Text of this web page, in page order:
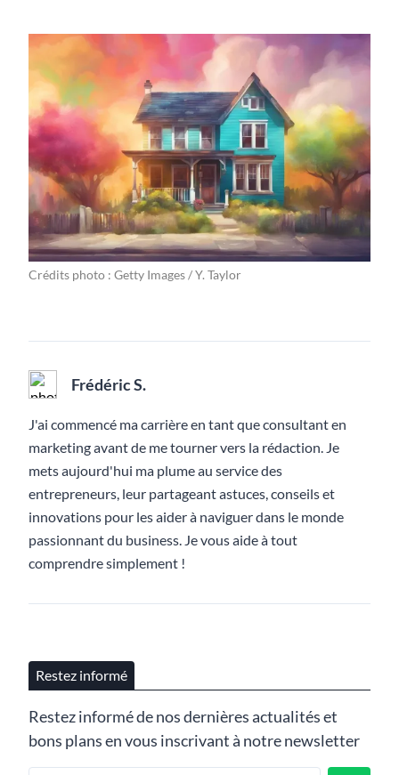
Crédits photo : Getty Images / Y. Taylor
Frédéric S.
J'ai commencé ma carrière en tant que consultant en
marketing avant de me tourner vers la rédaction. Je
mets aujourd'hui ma plume au service des
entrepreneurs, leur partageant astuces, conseils et
innovations pour les aider à naviguer dans le monde
passionnant du business. Je vous aide à tout
comprendre simplement !
Restez informé
Restez informé de nos dernières actualités et
bons plans en vous inscrivant à notre newsletter